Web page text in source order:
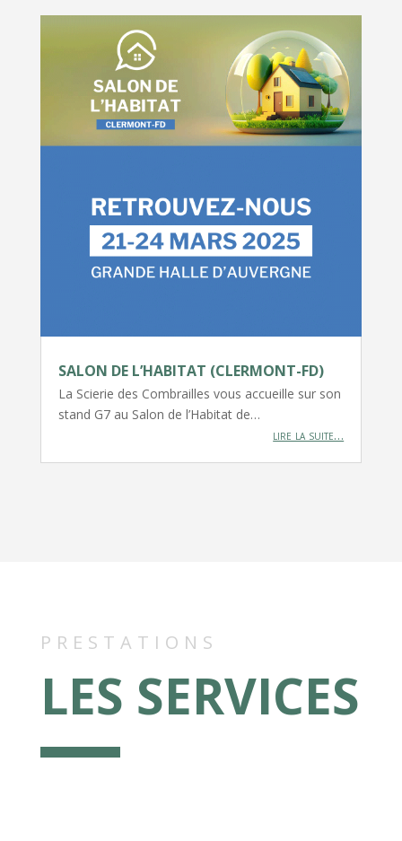
SALON DE L’HABITAT (CLERMONT-FD)
La Scierie des Combrailles vous accueille sur son
stand G7 au Salon de l’Habitat de…
lire la suite…
PRESTATIONS
LES SERVICES